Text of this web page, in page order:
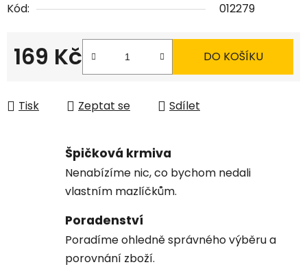
Kód:
012279
169 Kč DO KOŠÍKU
Tisk Zeptat se Sdílet
Špičková krmiva
Nenabízíme nic, co bychom nedali
vlastním mazlíčkům.
Poradenství
Poradíme ohledně správného výběru a
porovnání zboží.